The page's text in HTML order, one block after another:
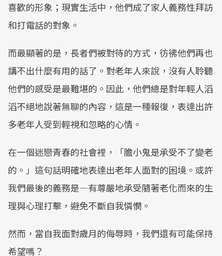
喜歡的形象；現實生活中，他們成了家人義務性拜訪
和打電話的對象。
而最顯著的是，長者們被對待的方式，彷彿他們再也
講不出什麼有用的話了。對老年人來說，沒有人聆聽
他們的感受是最難堪的。因此，他們總是對年輕人滔
滔不絕地說著無聊的內容，這是一種報復，表達出許
多老年人受到輕視和忽略的心情。
在一個迷戀青春的社會裡，「膽小鬼是承受不了變老
的。」這句話明確地表達出老年人面對的困境。或許
我們最後的義務是—有尊嚴地承受隨著老化而來的生
理與心理打擊，避免不斷自我憐憫。
然而，當自我面對歲月的侮辱時，我們還有可能保持
希望嗎？